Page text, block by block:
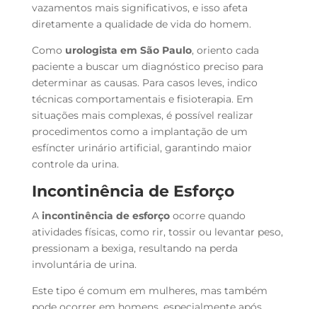
vazamentos mais significativos, e isso afeta
diretamente a qualidade de vida do homem.
Como urologista em São Paulo, oriento cada
paciente a buscar um diagnóstico preciso para
determinar as causas. Para casos leves, indico
técnicas comportamentais e fisioterapia. Em
situações mais complexas, é possível realizar
procedimentos como a implantação de um
esfíncter urinário artificial, garantindo maior
controle da urina.
Incontinência de Esforço
A incontinência de esforçoocorre quando
atividades físicas, como rir, tossir ou levantar peso,
pressionam a bexiga, resultando na perda
involuntária de urina.
Este tipo é comum em mulheres, mas também